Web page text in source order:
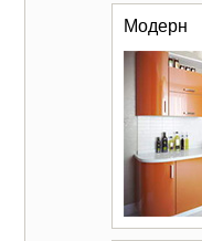
Модерн